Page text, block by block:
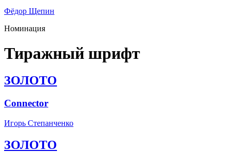
Фёдор Щепин
Номинация
Тиражный шрифт
ЗОЛОТО
Connector
Игорь Степанченко
ЗОЛОТО